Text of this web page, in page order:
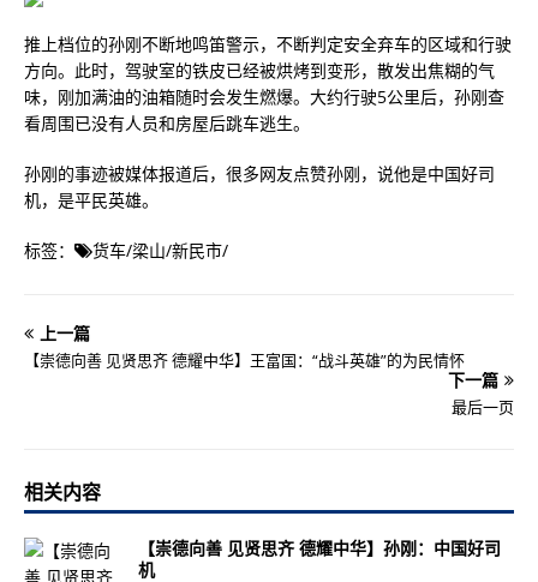
推上档位的孙刚不断地鸣笛警示，不断判定安全弃车的区域和行驶
方向。此时，驾驶室的铁皮已经被烘烤到变形，散发出焦糊的气
味，刚加满油的油箱随时会发生燃爆。大约行驶5公里后，孙刚查
看周围已没有人员和房屋后跳车逃生。
孙刚的事迹被媒体报道后，很多网友点赞孙刚，说他是中国好司
机，是平民英雄。
标签： 货车/梁山/新民市/
上一篇
【崇德向善 见贤思齐 德耀中华】王富国：“战斗英雄”的为民情怀
下一篇
最后一页
相关内容
【崇德向善 见贤思齐 德耀中华】孙刚：中国好司
机